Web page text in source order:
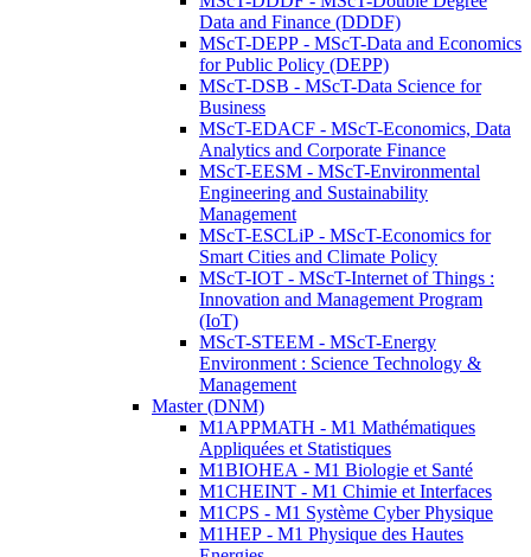
Data and Finance (DDDF)
MScT-DEPP - MScT-Data and Economics
for Public Policy (DEPP)
MScT-DSB - MScT-Data Science for
Business
MScT-EDACF - MScT-Economics, Data
Analytics and Corporate Finance
MScT-EESM - MScT-Environmental
Engineering and Sustainability
Management
MScT-ESCLiP - MScT-Economics for
Smart Cities and Climate Policy
MScT-IOT - MScT-Internet of Things :
Innovation and Management Program
(IoT)
MScT-STEEM - MScT-Energy
Environment : Science Technology &
Management
Master (DNM)
M1APPMATH - M1 Mathématiques
Appliquées et Statistiques
M1BIOHEA - M1 Biologie et Santé
M1CHEINT - M1 Chimie et Interfaces
M1CPS - M1 Système Cyber Physique
M1HEP - M1 Physique des Hautes